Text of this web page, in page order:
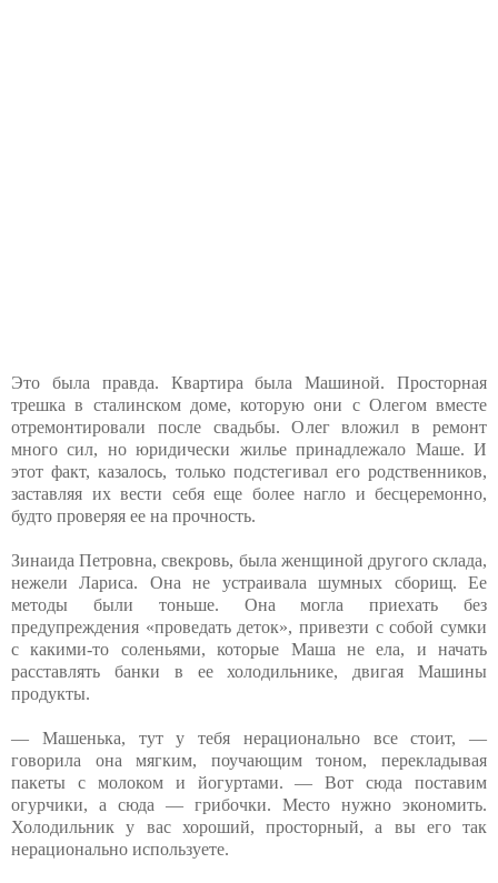
Это была правда. Квартира была Машиной. Просторная
трешка в сталинском доме, которую они с Олегом вместе
отремонтировали после свадьбы. Олег вложил в ремонт
много сил, но юридически жилье принадлежало Маше. И
этот факт, казалось, только подстегивал его родственников,
заставляя их вести себя еще более нагло и бесцеремонно,
будто проверяя ее на прочность.
Зинаида Петровна, свекровь, была женщиной другого склада,
нежели Лариса. Она не устраивала шумных сборищ. Ее
методы были тоньше. Она могла приехать без
предупреждения «проведать деток», привезти с собой сумки
с какими-то соленьями, которые Маша не ела, и начать
расставлять банки в ее холодильнике, двигая Машины
продукты.
— Машенька, тут у тебя нерационально все стоит, —
говорила она мягким, поучающим тоном, перекладывая
пакеты с молоком и йогуртами. — Вот сюда поставим
огурчики, а сюда — грибочки. Место нужно экономить.
Холодильник у вас хороший, просторный, а вы его так
нерационально используете.